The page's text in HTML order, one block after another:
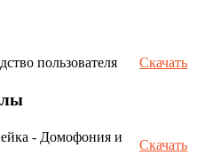
пользователя Скачать
- Домофония и
Скачать